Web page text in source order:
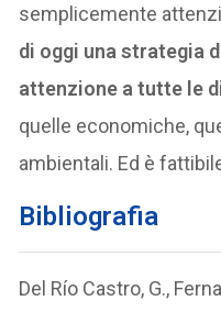
semplicemente
di oggi una strategia
attenzione a tutte le
quelle economiche,
ambientali. Ed è
Bibliografia
Del Río Castro, G.,